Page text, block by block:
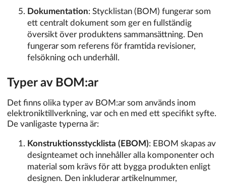
Dokumentation: Stycklistan (BOM) fungerar som
ett centralt dokument som ger en fullständig
översikt över produktens sammansättning. Den
fungerar som referens för framtida revisioner,
felsökning och underhåll.
Typer av BOM:ar
Det finns olika typer av BOM:ar som används inom
elektroniktillverkning, var och en med ett specifikt syfte.
De vanligaste typerna är:
Konstruktionsstycklista (EBOM): EBOM skapas av
designteamet och innehåller alla komponenter och
material som krävs för att bygga produkten enligt
designen. Den inkluderar artikelnummer,